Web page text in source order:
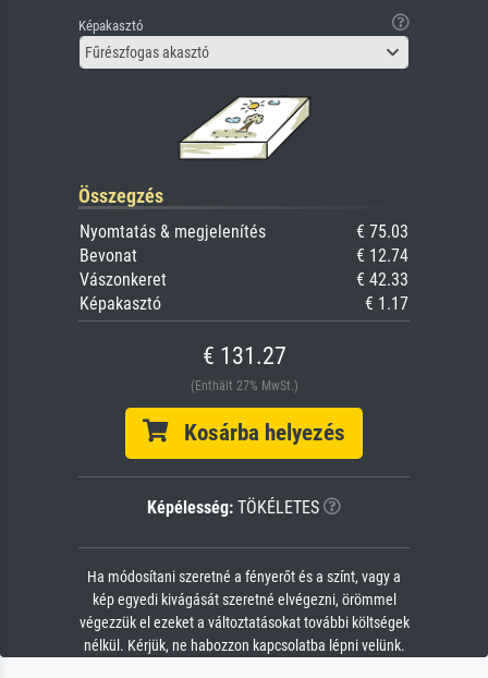
Képakasztó
Fűrészfogas akasztó
Összegzés
Nyomtatás & megjelenítés
€ 75.03
Bevonat
€ 12.74
Vászonkeret
€ 42.33
Képakasztó
€ 1.17
€ 131.27
(Enthält 27% MwSt.)
Kosárba helyezés
Képélesség: TÖKÉLETES
Ha módosítani szeretné a fényerőt és a színt, vagy a
kép egyedi kivágását szeretné elvégezni, örömmel
végezzük el ezeket a változtatásokat további költségek
nélkül. Kérjük, ne habozzon kapcsolatba lépni velünk.